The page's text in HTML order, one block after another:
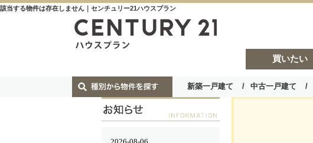
該当する物件は存在しません｜センチュリー21ハウスプラン
買いたい
新築一戸建て 中古一戸建て